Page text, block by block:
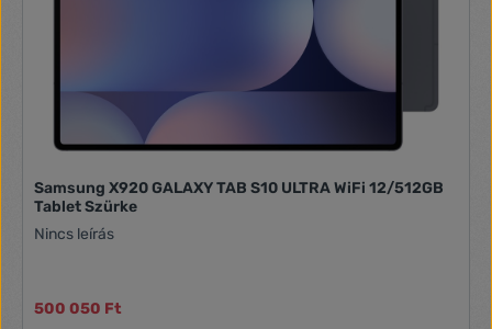
Samsung X920 GALAXY TAB S10 ULTRA WiFi 12/512GB
Tablet Szürke
Nincs leírás
500 050 Ft